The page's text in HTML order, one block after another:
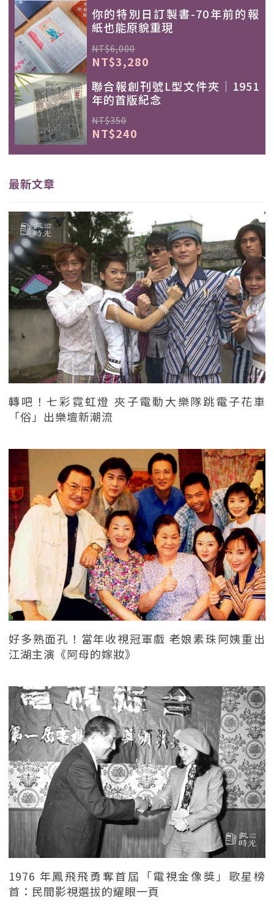
你的特別日訂製書-70年前的報
紙也能原貌重現
NT$6,000
NT$3,280
聯合報創刊號L型文件夾｜1951
年的首版紀念
NT$350
NT$240
最新文章
轉吧！七彩霓虹燈 夾子電動大樂隊跳電子花車
「俗」出樂壇新潮流
好多熟面孔！當年收視冠軍戲 老娘素珠阿姨重出
江湖主演《阿母的嫁妝》
1976 年鳳飛飛勇奪首屆「電視金像獎」歌星榜
首：民間影視選拔的耀眼一頁